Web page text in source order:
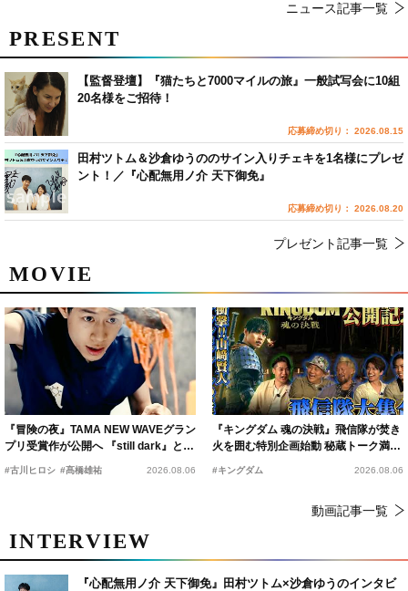
ニュース記事一覧
MOVIE
『冒険の夜』TAMA NEW WAVEグラン
プリ受賞作が公開へ 『still dark』と同
時上映決定
#古川ヒロシ #髙橋雄祐 2026.08.06
『キングダム 魂の決戦』飛信隊が焚き
火を囲む特別企画始動 秘蔵トーク満載
の“キングダムキャンプ”開催
#キングダム 2026.08.06
動画記事一覧
INTERVIEW
『心配無用ノ介 天下御免』田村ツトム×沙倉ゆうのインタビ
PRESENT
【監督登壇】『猫たちと7000マイルの旅』一般試写会に10組
20名様をご招待！
応募締め切り： 2026.08.15
田村ツトム＆沙倉ゆうののサイン入りチェキを1名様にプレゼ
ント！／『心配無用ノ介 天下御免』
応募締め切り： 2026.08.20
プレゼント記事一覧